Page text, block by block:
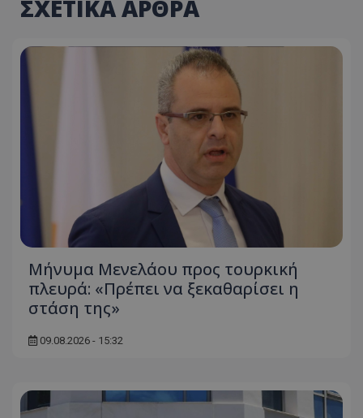
ΣΧΕΤΙΚΑ ΑΡΘΡΑ
Μήνυμα Μενελάου προς τουρκική
πλευρά: «Πρέπει να ξεκαθαρίσει η
στάση της»
09.08.2026 - 15:32